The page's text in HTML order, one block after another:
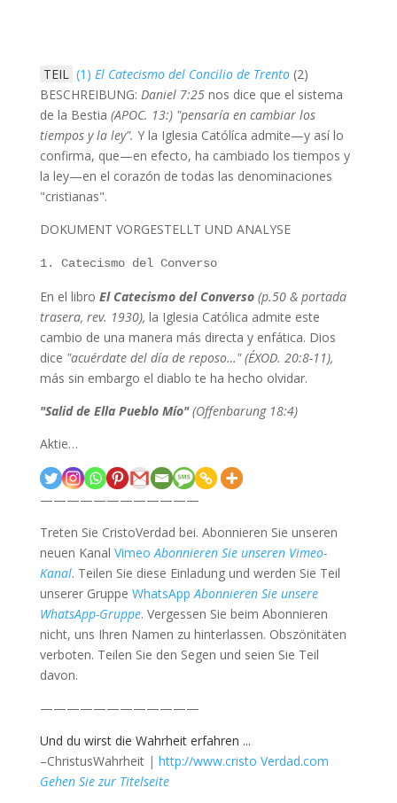
TEIL (1) El Catecismo del Concilio de Trento(2)
BESCHREIBUNG: Daniel 7:25nos dice que el sistema
de la Bestia (APOC. 13:) "pensaría en cambiar los
tiempos y la ley". Y la Iglesia Católíca admite—y así lo
confirma, que—en efecto, ha cambiado los tiempos y
la ley—en el corazón de todas las denominaciones
"cristianas".
DOKUMENT VORGESTELLT UND ANALYSE
1. Catecismo del Converso
En el libro El Catecismo del Converso(p.50 & portada
trasera, rev. 1930), la Iglesia Católica admite este
cambio de una manera más directa y enfática. Dios
dice "acuérdate del día de reposo…" (ÉXOD. 20:8-11),
más sin embargo el diablo te ha hecho olvidar.
"Salid de Ella Pueblo Mío"(Offenbarung 18:4)
Aktie…
————————————
Treten Sie CristoVerdad bei. Abonnieren Sie unseren
neuen Kanal Vimeo Abonnieren Sie unseren Vimeo-
Kanal. Teilen Sie diese Einladung und werden Sie Teil
unserer Gruppe WhatsApp Abonnieren Sie unsere
WhatsApp-Gruppe. Vergessen Sie beim Abonnieren
nicht, uns Ihren Namen zu hinterlassen. Obszönitäten
verboten. Teilen Sie den Segen und seien Sie Teil
davon.
————————————
Und du wirst die Wahrheit erfahren ...
–ChristusWahrheit | http://www.cristo Verdad.com
Gehen Sie zur Titelseite